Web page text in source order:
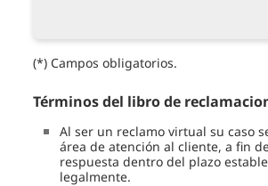
(*) Campos obligatorios.
Términos del libro de
Al ser un reclamo virtual su caso
área de atención al cliente, a fin
respuesta dentro del plazo
legalmente.